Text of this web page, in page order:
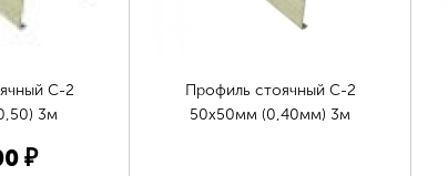
С-2
3м
₽
Профиль стоячный С-2
50х50мм (0,40мм) 3м